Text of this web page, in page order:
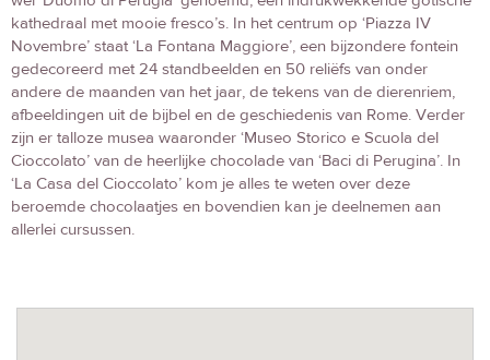
kathedraal met mooie fresco’s. In het centrum op ‘Piazza IV
Novembre’ staat ‘La Fontana Maggiore’, een bijzondere fontein
gedecoreerd met 24 standbeelden en 50 reliëfs van onder
andere de maanden van het jaar, de tekens van de dierenriem,
afbeeldingen uit de bijbel en de geschiedenis van Rome. Verder
zijn er talloze musea waaronder ‘Museo Storico e Scuola del
Cioccolato’ van de heerlijke chocolade van ‘Baci di Perugina’. In
‘La Casa del Cioccolato’ kom je alles te weten over deze
beroemde chocolaatjes en bovendien kan je deelnemen aan
allerlei cursussen.